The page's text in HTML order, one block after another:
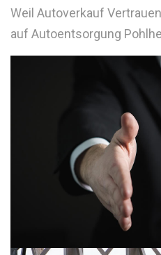
Weil Autoverkauf
auf Autoentsorgung